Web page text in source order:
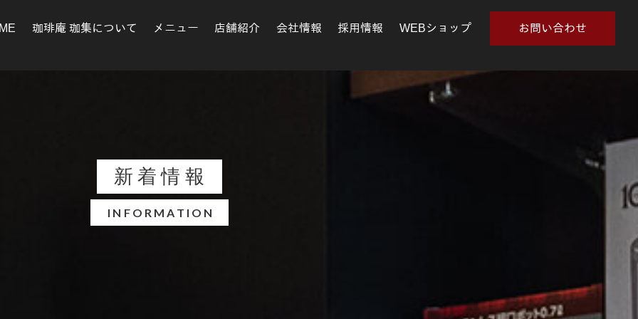
珈琲庵 珈集について メニュー 店舗紹介 会社情報 採用情報 WEBショップ お問い合わせ
新着情報
INFORMATION